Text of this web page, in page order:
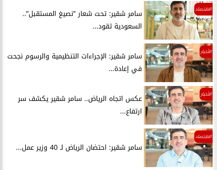
الاقتصاد
سامر شقير: تحت شعار ”نصيغ المستقبل”..
السعودية تقود...
الأخبار
سامر شقير: الإجراءات التنظيمية والرسوم نجحت
في إعادة...
الأخبار
عكس اتجاه الرياض.. سامر شقير يكشف سر
ارتفاع...
الاقتصاد
سامر شقير: احتضان الرياض لـ 40 وزير عمل...